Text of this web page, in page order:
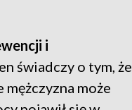
i
świadczy o tym, że
może